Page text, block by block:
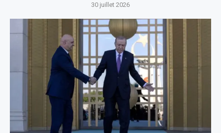
30 juillet 2026